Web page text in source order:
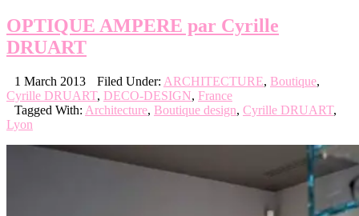
OPTIQUE AMPERE par Cyrille
DRUART
1 March 2013 Filed Under: ARCHITECTURE, Boutique,
Cyrille DRUART, DECO-DESIGN, France
Tagged With: Architecture, Boutique design, Cyrille DRUART,
Lyon